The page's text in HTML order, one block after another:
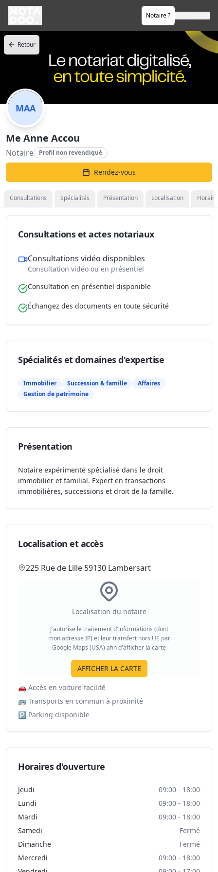
Notaire ?
Retour
MAA
Me Anne Accou
Notaire Profil non revendiqué
Rendez-vous
Consultations Spécialités Présentation Localisation
Consultations et actes notariaux
Consultations vidéo disponibles
Consultation vidéo ou en présentiel
Consultation en présentiel disponible
Échangez des documents en toute sécurité
Spécialités et domaines d'expertise
Immobilier Succession & famille
Affaires
Gestion de patrimoine
Présentation
Notaire expérimenté spécialisé dans le droit
immobilier et familial. Expert en transactions
immobilières, successions et droit de la famille.
Localisation et accès
225 Rue de Lille 59130 Lambersart
Localisation du notaire
J'autorise le traitement d'informations (dont
mon adresse IP) et leur transfert hors UE par
Google Maps (USA) afin d'afficher la carte
AFFICHER LA CARTE
🚗 Accès en voiture facilité
🚌 Transports en commun à proximité
🅿️ Parking disponible
Horaires d'ouverture
Jeudi
09:00 - 18:00
Lundi
09:00 - 18:00
Mardi
09:00 - 18:00
Samedi
Fermé
Dimanche
Fermé
Mercredi
09:00 - 18:00